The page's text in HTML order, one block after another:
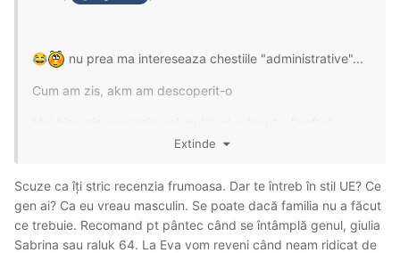
Din cate stiu eu nu ti-am aruncat cuvinte jignitoare
niciodata din contra ti-am apreciat conținutul. Si da, dorm
😂 nu prea ma intereseaza chestiile "administrative"...
Cum am zis, akm am descoperit-o
nebuna sa ajung si eu, si o incredere iesita din comun, ca
Asta pentru ca, se pare, avem cam aceleasi asteptari de
la o "vizita" (ma refer la..."curtezana") si, mai ales,
aceleasi gusturi "culinare"😉
Extinde
Scuze ca îți stric recenzia frumoasa. Dar te întreb în stil UE? Ce
gen ai? Ca eu vreau masculin. Se poate dacă familia nu a făcut
ce trebuie. Recomand pt pântec când se întâmplă genul, giulia
Sabrina sau raluk 64. La Eva vom reveni când neam ridicat de